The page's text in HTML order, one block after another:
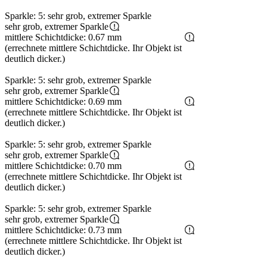
Sparkle: 5: sehr grob, extremer Sparkle
sehr grob, extremer Sparkle
mittlere Schichtdicke: 0.67 mm
(errechnete mittlere Schichtdicke. Ihr Objekt ist
deutlich dicker.)
Sparkle: 5: sehr grob, extremer Sparkle
sehr grob, extremer Sparkle
mittlere Schichtdicke: 0.69 mm
(errechnete mittlere Schichtdicke. Ihr Objekt ist
deutlich dicker.)
Sparkle: 5: sehr grob, extremer Sparkle
sehr grob, extremer Sparkle
mittlere Schichtdicke: 0.70 mm
(errechnete mittlere Schichtdicke. Ihr Objekt ist
deutlich dicker.)
Sparkle: 5: sehr grob, extremer Sparkle
sehr grob, extremer Sparkle
mittlere Schichtdicke: 0.73 mm
(errechnete mittlere Schichtdicke. Ihr Objekt ist
deutlich dicker.)